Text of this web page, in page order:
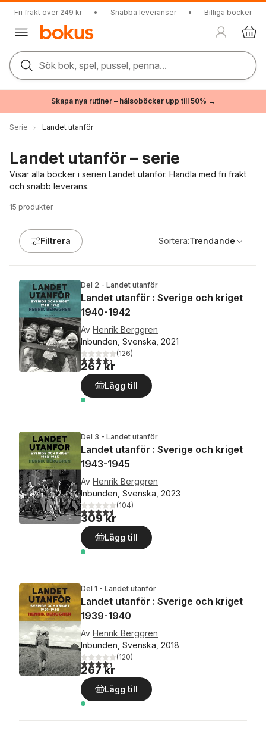
Fri frakt över 249 kr • Snabba leveranser • Billiga böcker
Sök bok, spel, pussel, penna...
Skapa nya rutiner – hälsoböcker upp till 50% →
Serie Landet utanför
Landet utanför – serie
Visar alla böcker i serien Landet utanför. Handla med fri frakt
och snabb leverans.
15 produkter
Filtrera Sortera:Trendande
Del 2 - Landet utanför
Landet utanför : Sverige och kriget
1940-1942
Av Henrik Berggren
Inbunden, Svenska, 2021
4,4utav 5 stjärnor. Totalt antal röster:
(126)
267 kr
Lägg till
Del 3 - Landet utanför
Landet utanför : Sverige och kriget
1943-1945
Av Henrik Berggren
Inbunden, Svenska, 2023
4,5utav 5 stjärnor. Totalt antal röster:
(104)
309 kr
Lägg till
Del 1 - Landet utanför
Landet utanför : Sverige och kriget
1939-1940
Av Henrik Berggren
Inbunden, Svenska, 2018
4,3utav 5 stjärnor. Totalt antal röster:
(120)
267 kr
Lägg till